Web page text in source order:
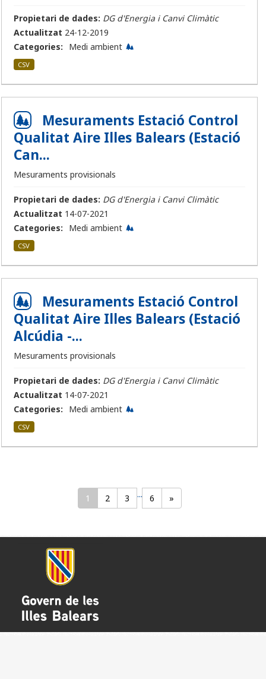
Propietari de dades: DG d'Energia i Canvi Climàtic
Actualitzat 24-12-2019
Categories:
Medi ambient
CSV
Mesuraments Estació Control
Qualitat Aire Illes Balears (Estació
Can...
Mesuraments provisionals
Propietari de dades: DG d'Energia i Canvi Climàtic
Actualitzat 14-07-2021
Categories:
Medi ambient
CSV
Mesuraments Estació Control
Qualitat Aire Illes Balears (Estació
Alcúdia -...
Mesuraments provisionals
Propietari de dades: DG d'Energia i Canvi Climàtic
Actualitzat 14-07-2021
Categories:
Medi ambient
CSV
1 2 3 ... 6 »